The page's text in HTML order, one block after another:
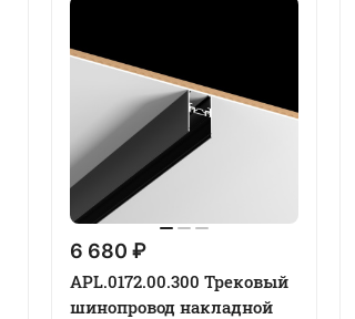
6 680 ₽
APL.0172.00.300 Трековый
шинопровод накладной